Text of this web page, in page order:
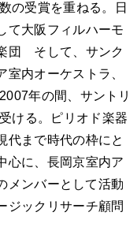
FEATURED
US
の受賞を重ねる。日
て大阪フィルハーモ
団 そして、サンク
内オーケストラ、
年の間、サントリ
ける。ピリオド楽器
代まで時代の枠にと
心に、長岡京室内ア
メンバーとして活動
ジックリサーチ顧問